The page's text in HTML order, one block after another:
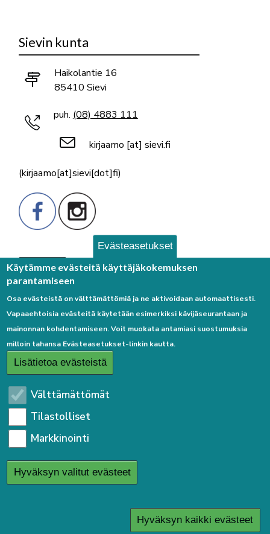
Sievin kunta
Haikolantie 16
85410 Sievi
puh. (08) 4883 111
kirjaamo [at] sievi.fi
(kirjaamo[at]sievi[dot]fi)
Palaute
Linkkejä
Etusivulle
Kirjaudu sisään
Saavutettavuusseloste
Sivukartta
Tietosuojaseloste
Kirjaudu sisään
Evästeasetukset
Käytämme evästeitä käyttäjäkokemuksen
parantamiseen
Osa evästeistä on välttämättömiä ja ne aktivoidaan automaattisesti.
Vapaaehtoisia evästeitä käytetään esimerkiksi kävijäseurantaan ja
mainonnan kohdentamiseen. Voit muokata antamiasi suostumuksia
milloin tahansa Evästeasetukset-linkin kautta.
Lisätietoa evästeistä
Välttämättömät
Tilastolliset
Markkinointi
Hyväksyn valitut evästeet
Hyväksyn kaikki evästeet